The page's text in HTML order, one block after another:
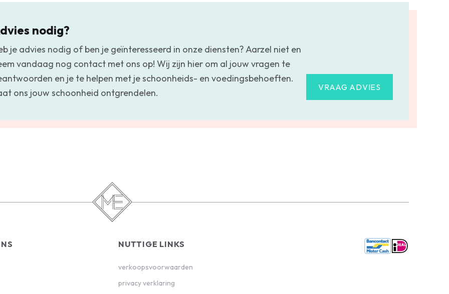
nodig?
je advies nodig of ben je geïnteresseerd in onze diensten? Aarzel niet en
vandaag nog contact met ons op! Wij zijn hier om al jouw vragen te
en je te helpen met je schoonheids- en voedingsbehoeften.
ons jouw schoonheid ontgrendelen.
VRAAG ADVIES
NUTTIGE LINKS
verkoopsvoorwaarden
privacy verklaring